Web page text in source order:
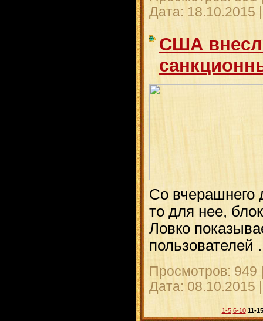
Дата: 18.10.2015
США
Со вчерашнего
то для нее,
Ловко
пользователей
Просмотров:
Дата: 08.10.2015
1-5 6-10 11-15